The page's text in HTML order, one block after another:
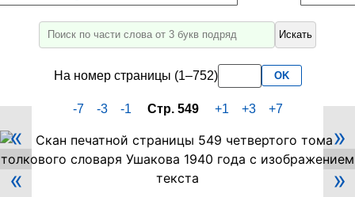
Введите
поиска
слово
его
часть
не
Искать
На номер страницы (1–752) OK
-7 -3 -1 Стр. 549 +1 +3 +7
Скан
PDF-
страницы
«
»
«
»